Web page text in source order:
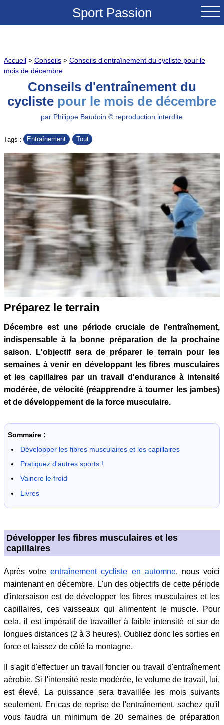
Sport Passion
NOUVEAUTES
TESTS & REVUES
COMPARATIFS
CONSEILS
GRANDS COLS A VELO
SOLDES
Accueil > Conseils > Conseils d'entraînement du cycliste pour le
mois de décembre
Conseils d'entraînement du
cycliste pour le mois de décembre
par Philippe Baudoin © reproduction interdite
Tags : Entraînement Tout
Préparez le terrain
Décembre est une période cruciale de l'entraînement,
indispensable à la bonne préparation de la prochaine
saison. L'objectif sera de préparer le terrain pour les
semaines à venir en développant les fibres musculaires
et les capillaires par un travail d'endurance à intensité
modérée, de vélocité (réapprendre à tourner les jambes)
et de développement de la force musculaire.
Sommaire :
Développer les fibres musculaires et les capillaires
Pratiquez d'autres sports !
Vaincre le froid
Livres
Développer les fibres musculaires et les
capillaires
Après votreentraînement cycliste en automne, nous voici
maintenant en décembre. L'un des objectifs de cette période
d'intersaison est de développer les fibres musculaires et les
capillaires, ces vaisseaux qui alimentent le muscle. Pour
cela, il est impératif de travailler à faible intensité et sur de
longues distances (2 à 3 heures). Oubliez donc les sorties en
force et laissez de côté la montagne.
Il s'agit d'effectuer un travail foncier ou travail d'entraînement
aérobie. Si l'intensité reste modérée, le volume de travail, lui,
est élevé. La puissance sera travaillée les mois suivants
seulement. En cas de reprise de l'entraînement, sachez qu'il
vous faudra un minimum de 20 semaines de préparation